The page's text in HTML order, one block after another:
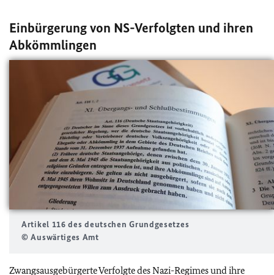
Einbürgerung von NS-Verfolgten und ihren
Abkömmlingen
Artikel 116 des deutschen Grundgesetzes
© Auswärtiges Amt
Zwangsausgebürgerte Verfolgte des Nazi-Regimes und ihre